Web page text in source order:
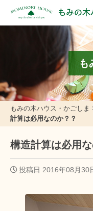
もみの木
も
もみの木ハウス・かごしま
計算は必用なのか？？
構造計算は必用
投稿日 2016年08月30